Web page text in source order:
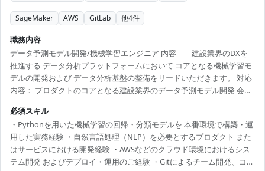
SageMaker AWS GitLab 他4件
職務内容
データ予測モデル開発/機械学習エンジニア 内容 建設業界のDXを
推進する データ分析プラットフォームにおいて コアとなる機械学習モ
デルの開発および データ分析基盤の整備をリードいただきます。 対応
内容： プロダクトのコアとなる建設業界のデータ予測モデル開発 会社
デルの解析に必要な処理のコーディング 要件定義に基づく新機能開
発、モデル・システムの改善 データ分析基盤の整備、および保守 建設
データを分析するための基盤の開発、整備 建設業界特有のデータを活
用したモデルの開発及び運用 データ前処理・後処理のパイプラインの
構築 環境 言語： ...
必須スキル
・Pythonを用いた機械学習の回帰・分類モデルを 本番環境で構築・運
用した実務経験 ・自然言語処理（NLP）を必要とするプロダクト また
はサービスにおける開発経験 ・AWSなどのクラウド環境におけるシス
テム開発 およびデプロイ・運用のご経験 ・Gitによるチーム開発、コン